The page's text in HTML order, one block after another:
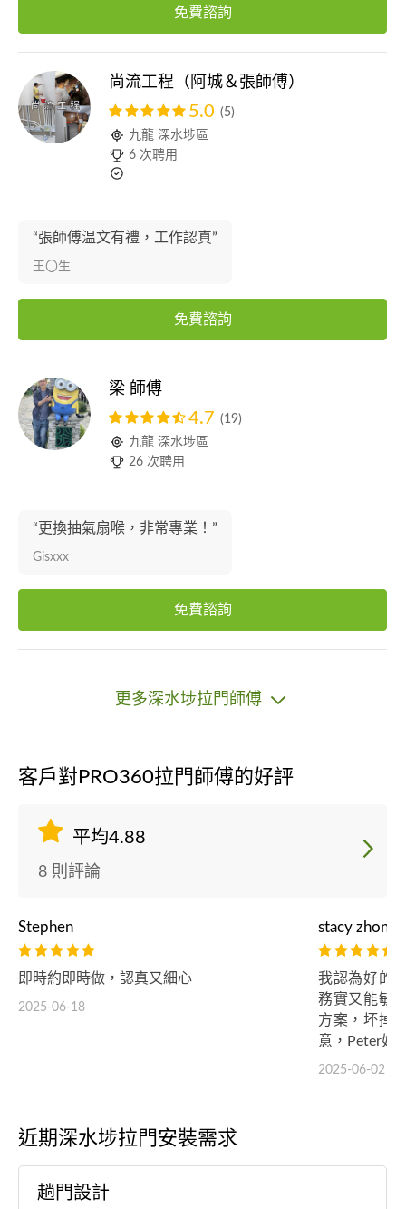
免費諮詢
尚流工程（阿城＆張師傅）
5.0 (5)
九龍 深水埗區
6 次聘用
“張師傅温文有禮，工作認真”
王〇生
免費諮詢
梁 師傅
4.7 (19)
九龍 深水埗區
26 次聘用
“更換抽氣扇喉，非常專業！”
Gisxxx
免費諮詢
更多深水埗拉門師傅
客戶對PRO360拉門師傅的好評
平均4.88
8 則評論
Stephen
即時約即時做，認真又細心
2025-06-18
stacy zhong
我認為好的
務實又能敏
方案，坏掉
意，Peter好棒
2025-06-02
近期深水埗拉門安裝需求
趟門設計